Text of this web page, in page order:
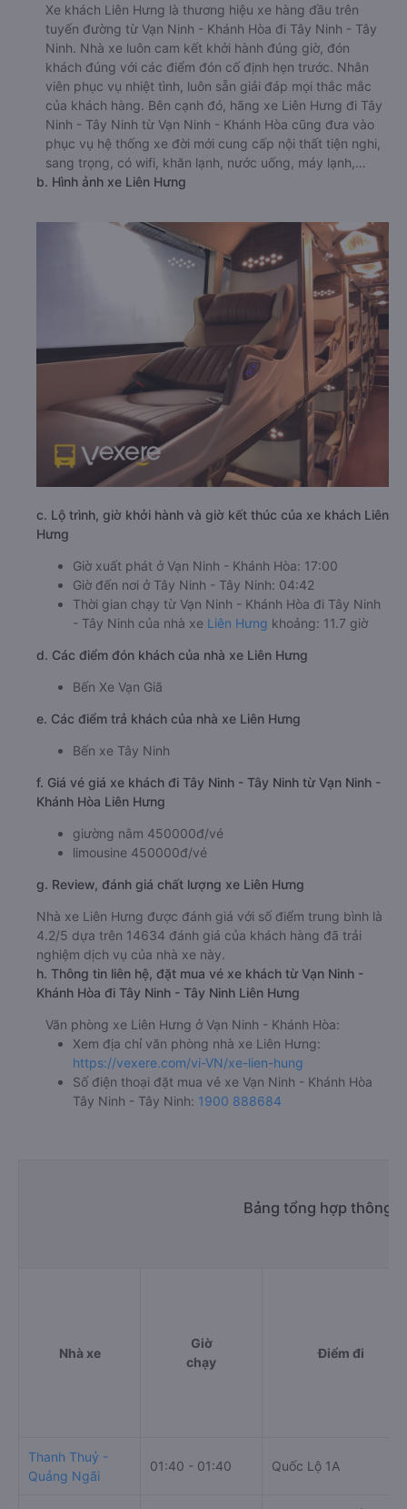
Xe khách Liên Hưng là thương hiệu xe hàng đầu trên
tuyến đường từ Vạn Ninh - Khánh Hòa đi Tây Ninh - Tây
Ninh. Nhà xe luôn cam kết khởi hành đúng giờ, đón
khách đúng với các điểm đón cố định hẹn trước. Nhân
viên phục vụ nhiệt tình, luôn sẵn giải đáp mọi thắc mắc
của khách hàng. Bên cạnh đó, hãng xe Liên Hưng đi Tây
Ninh - Tây Ninh từ Vạn Ninh - Khánh Hòa cũng đưa vào
phục vụ hệ thống xe đời mới cung cấp nội thất tiện nghi,
sang trọng, có wifi, khăn lạnh, nước uống, máy lạnh,…
b. Hình ảnh xe Liên Hưng
c. Lộ trình, giờ khởi hành và giờ kết thúc của xe khách Liên
Hưng
Giờ xuất phát ở Vạn Ninh - Khánh Hòa: 17:00
Giờ đến nơi ở Tây Ninh - Tây Ninh: 04:42
Thời gian chạy từ Vạn Ninh - Khánh Hòa đi Tây Ninh
- Tây Ninh của nhà xe Liên Hưng khoảng: 11.7 giờ
d. Các điểm đón khách của nhà xe Liên Hưng
Bến Xe Vạn Giã
e. Các điểm trả khách của nhà xe Liên Hưng
Bến xe Tây Ninh
f. Giá vé giá xe khách đi Tây Ninh - Tây Ninh từ Vạn Ninh -
Khánh Hòa Liên Hưng
giường nằm 450000đ/vé
limousine 450000đ/vé
g. Review, đánh giá chất lượng xe Liên Hưng
Nhà xe Liên Hưng được đánh giá với số điểm trung bình là
4.2/5 dựa trên 14634 đánh giá của khách hàng đã trải
nghiệm dịch vụ của nhà xe này.
h. Thông tin liên hệ, đặt mua vé xe khách từ Vạn Ninh -
Khánh Hòa đi Tây Ninh - Tây Ninh Liên Hưng
Văn phòng xe Liên Hưng ở Vạn Ninh - Khánh Hòa:
Xem địa chỉ văn phòng nhà xe Liên Hưng:
https://vexere.com/vi-VN/xe-lien-hung
Số điện thoại đặt mua vé xe Vạn Ninh - Khánh Hòa
Tây Ninh - Tây Ninh: 1900 888684
Bảng tổng hợp thông
Nhà xe
Giờ
chạy
Điểm đi
Thanh Thuỷ -
Quảng Ngãi
01:40 - 01:40 Quốc Lộ 1A